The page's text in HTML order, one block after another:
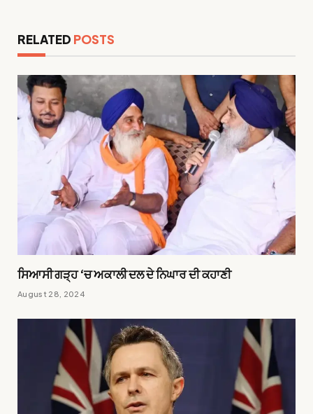
RELATED POSTS
ਸਿਆਸੀ ਗੜ੍ਹ ‘ਚ ਅਕਾਲੀ ਦਲ ਦੇ ਨਿਘਾਰ ਦੀ ਕਹਾਣੀ
August 28, 2024